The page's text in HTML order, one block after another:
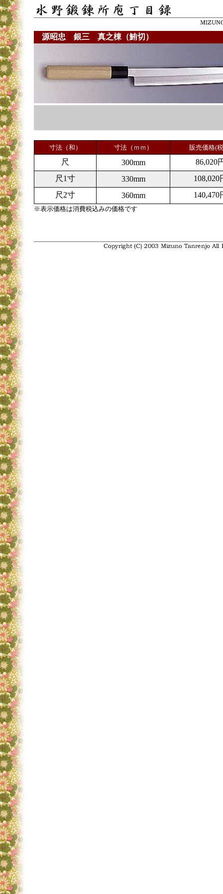
源昭忠 銀三 真之棟（鮪切）
寸法（和） 寸法（ｍｍ） 販売価格(
尺 300mm
86,020
尺1寸
330mm
108,020
尺2寸
360mm 140,470
※表示価格は消費税込みの価格です